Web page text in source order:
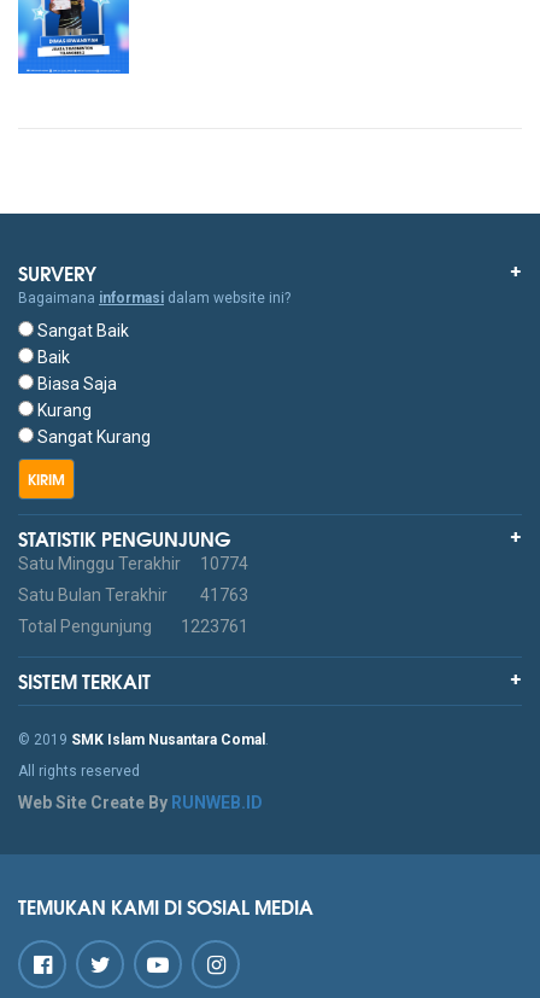
SURVERY
Bagaimana informasi dalam website ini?
Sangat Baik
Baik
Biasa Saja
Kurang
Sangat Kurang
KIRIM
STATISTIK PENGUNJUNG
Satu Minggu Terakhir
10774
Satu Bulan Terakhir
41763
Total Pengunjung
1223761
SISTEM TERKAIT
© 2019 SMK Islam Nusantara Comal .
All rights reserved
Web Site Create By RUNWEB.ID
TEMUKAN KAMI DI SOSIAL MEDIA